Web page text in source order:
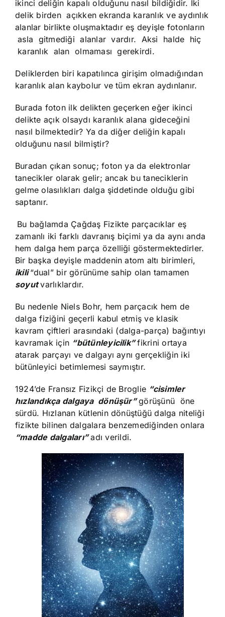
ikinci deliğin kapalı olduğunu nasıl bildiğidir. İki
delik birden açıkken ekranda karanlık ve aydınlık
alanlar birlikte oluşmaktadır eş deyişle fotonların
asla gitmediği alanlar vardır. Aksi halde hiç
karanlık alan olmaması gerekirdi.
Deliklerden biri kapatılınca girişim olmadığından
karanlık alan kaybolur ve tüm ekran aydınlanır.
Burada foton ilk delikten geçerken eğer ikinci
delikte açık olsaydı karanlık alana gideceğini
nasıl bilmektedir? Ya da diğer deliğin kapalı
olduğunu nasıl bilmiştir?
Buradan çıkan sonuç; foton ya da elektronlar
tanecikler olarak gelir; ancak bu taneciklerin
gelme olasılıkları dalga şiddetinde olduğu gibi
saptanır.
Bu bağlamda Çağdaş Fizikte parçacıklar eş
zamanlı iki farklı davranış biçimi ya da aynı anda
hem dalga hem parça özelliği göstermektedirler.
Bir başka deyişle maddenin atom altı birimleri,
ikili“dual” bir görünüme sahip olan tamamen
soyutvarlıklardır.
Bu nedenle Niels Bohr, hem parçacık hem de
dalga fiziğini geçerli kabul etmiş ve klasik
kavram çiftleri arasındaki (dalga-parça) bağıntıyı
kavramak için “bütünleyicilik”fikrini ortaya
atarak parçayı ve dalgayı aynı gerçekliğin iki
bütünleyici betimlemesi saymıştır.
1924’de Fransız Fizikçi de Broglie “cisimler
hızlandıkça dalgaya dönüşür”görüşünü öne
sürdü. Hızlanan kütlenin dönüştüğü dalga niteliği
fizikte bilinen dalgalara benzemediğinden onlara
“maddedalgaları”adı verildi.